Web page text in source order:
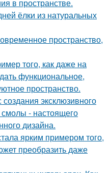
в пространстве.
ёлки из натуральных
пространство,
того, как даже на
функциональное,
пространство.
эксклюзивного
смолы - настоящего
дизайна.
ярким примером того,
преобразить даже